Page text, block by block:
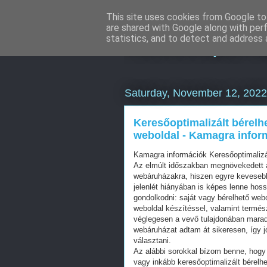
Saturday, November 12, 2022
Keresőoptimalizált
weboldal - Kamagra
Kamagra információk
Az elmúlt időszakban
webáruházakra, hiszen egyre
jelenlét hiányában is képes lenne
gondolkodni: saját vagy bérelhető
weboldal készítéssel, valamint
véglegesen a vevő tulajdonában
webáruházat adtam át sikeresen, így
választani.
Az alábbi sorokkal bízom benne,
vagy inkább keresőoptimalizált
This site uses cookies from Google
are shared with Google along with
statistics, and to detect and address